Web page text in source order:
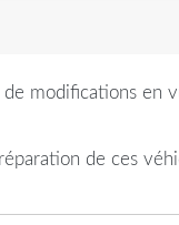
de modifications en
de ces